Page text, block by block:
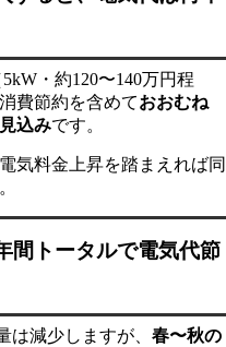
・約120〜140万円程
費節約を含めておおむね
込みです。
気料金上昇を踏まえれば同
間トータルで電気代節
は減少しますが、 春〜秋の